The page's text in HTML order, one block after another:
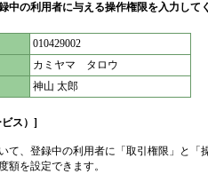
中の利用者に与える操作権限を入力して
010429002
カミヤマ タロウ
神山 太郎
ス）]
て、登録中の利用者に「取引権限」と
額を設定できます。